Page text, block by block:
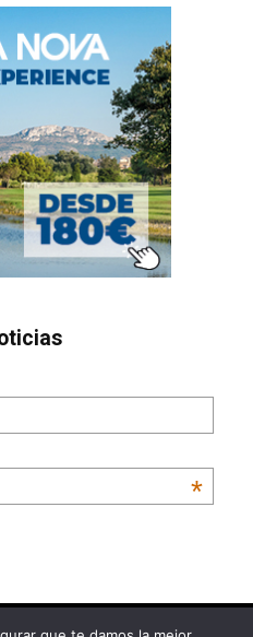
*